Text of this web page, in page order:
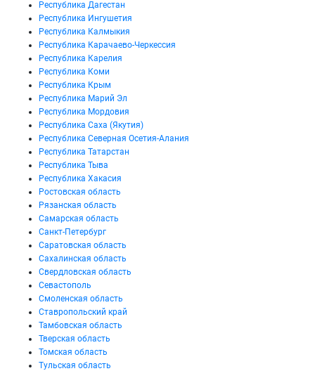
Республика Дагестан
Республика Ингушетия
Республика Калмыкия
Республика Карачаево-Черкессия
Республика Карелия
Республика Коми
Республика Крым
Республика Марий Эл
Республика Мордовия
Республика Саха (Якутия)
Республика Северная Осетия-Алания
Республика Татарстан
Республика Тыва
Республика Хакасия
Ростовская область
Рязанская область
Самарская область
Санкт-Петербург
Саратовская область
Сахалинская область
Свердловская область
Севастополь
Смоленская область
Ставропольский край
Тамбовская область
Тверская область
Томская область
Тульская область